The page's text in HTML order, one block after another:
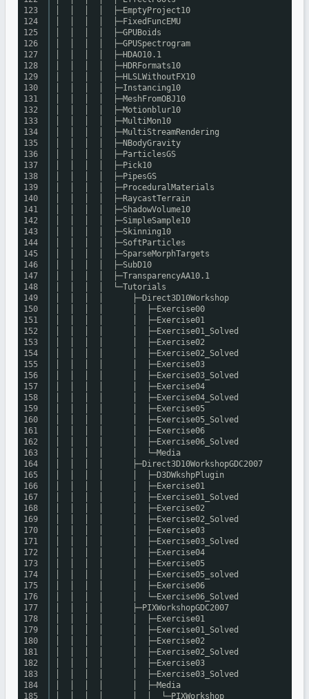
123
124
125
126
127
128
129
130
131
132
133
134
135
136
137
138
139
140
141
142
143
144
145
146
147
148
149
150
151
152
153
154
155
156
157
158
159
160
161
162
163
164
165
166
167
168
169
170
171
172
173
174
175
176
177
178
179
180
181
182
183
184
185
│ │ │ │ ├─EmptyProject10
│ │ │ │ ├─FixedFuncEMU
│ │ │ │ ├─GPUBoids
│ │ │ │ ├─GPUSpectrogram
│ │ │ │ ├─HDAO10.1
│ │ │ │ ├─HDRFormats10
│ │ │ │ ├─HLSLWithoutFX10
│ │ │ │ ├─Instancing10
│ │ │ │ ├─MeshFromOBJ10
│ │ │ │ ├─Motionblur10
│ │ │ │ ├─MultiMon10
│ │ │ │ ├─MultiStreamRendering
│ │ │ │ ├─NBodyGravity
│ │ │ │ ├─ParticlesGS
│ │ │ │ ├─Pick10
│ │ │ │ ├─PipesGS
│ │ │ │ ├─ProceduralMaterials
│ │ │ │ ├─RaycastTerrain
│ │ │ │ ├─ShadowVolume10
│ │ │ │ ├─SimpleSample10
│ │ │ │ ├─Skinning10
│ │ │ │ ├─SoftParticles
│ │ │ │ ├─SparseMorphTargets
│ │ │ │ ├─SubD10
│ │ │ │ ├─TransparencyAA10.1
│ │ │ │ └─Tutorials
│ │ │ │ ├─Direct3D10Workshop
│ │ │ │ │ ├─Exercise00
│ │ │ │ │ ├─Exercise01
│ │ │ │ │ ├─Exercise01_Solved
│ │ │ │ │ ├─Exercise02
│ │ │ │ │ ├─Exercise02_Solved
│ │ │ │ │ ├─Exercise03
│ │ │ │ │ ├─Exercise03_Solved
│ │ │ │ │ ├─Exercise04
│ │ │ │ │ ├─Exercise04_Solved
│ │ │ │ │ ├─Exercise05
│ │ │ │ │ ├─Exercise05_Solved
│ │ │ │ │ ├─Exercise06
│ │ │ │ │ ├─Exercise06_Solved
│ │ │ │ │ └─Media
│ │ │ │ ├─Direct3D10WorkshopGDC2007
│ │ │ │ │ ├─D3DWkshpPlugin
│ │ │ │ │ ├─Exercise01
│ │ │ │ │ ├─Exercise01_Solved
│ │ │ │ │ ├─Exercise02
│ │ │ │ │ ├─Exercise02_Solved
│ │ │ │ │ ├─Exercise03
│ │ │ │ │ ├─Exercise03_Solved
│ │ │ │ │ ├─Exercise04
│ │ │ │ │ ├─Exercise05
│ │ │ │ │ ├─Exercise05_solved
│ │ │ │ │ ├─Exercise06
│ │ │ │ │ └─Exercise06_Solved
│ │ │ │ ├─PIXWorkshopGDC2007
│ │ │ │ │ ├─Exercise01
│ │ │ │ │ ├─Exercise01_Solved
│ │ │ │ │ ├─Exercise02
│ │ │ │ │ ├─Exercise02_Solved
│ │ │ │ │ ├─Exercise03
│ │ │ │ │ ├─Exercise03_Solved
│ │ │ │ │ ├─Media
│ │ │ │ │ │ └─PIXWorkshop